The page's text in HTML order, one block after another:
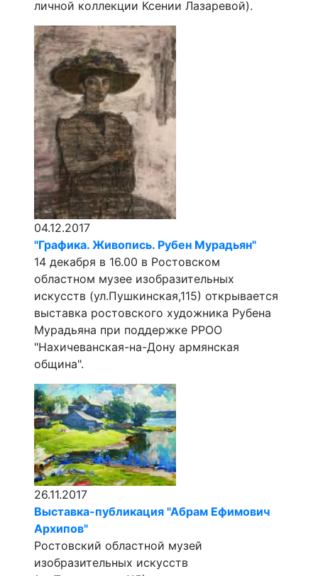
личной коллекции Ксении Лазаревой).
04.12.2017
"Графика. Живопись. Рубен Мурадьян"
14 декабря в 16.00 в Ростовском
областном музее изобразительных
искусств (ул.Пушкинская,115) открывается
выставка ростовского художника Рубена
Мурадьяна при поддержке РРОО
"Нахичеванская-на-Дону армянская
община".
26.11.2017
Выставка-публикация "Абрам Ефимович
Архипов"
Ростовский областной музей
изобразительных искусств